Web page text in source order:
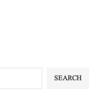
SEARCH